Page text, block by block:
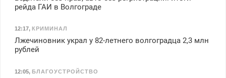
рейда ГАИ в Волгограде
12:17, КРИМИНАЛ
Лжечиновник украл у 82-летнего волгоградца 2,3 млн
рублей
12:05, БЛАГОУСТРОЙСТВО